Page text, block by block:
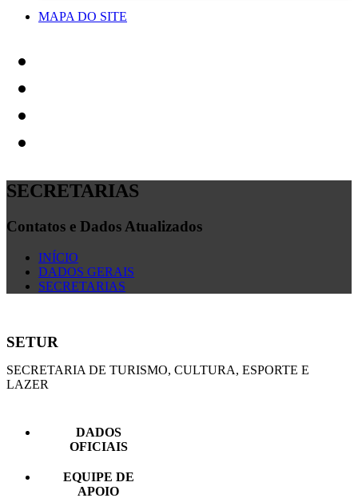
MAPA DO SITE
SECRETARIAS
Contatos e Dados Atualizados
INÍCIO
DADOS GERAIS
SECRETARIAS
SETUR
SECRETARIA DE TURISMO, CULTURA, ESPORTE E
LAZER
DADOS
OFICIAIS
EQUIPE DE
APOIO